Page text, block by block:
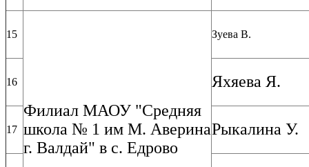
15
Филиал МАОУ "Средняя
школа № 1 им М. Аверина
г. Валдай" в с. Едрово
Зуева В.
16 Яхяева Я.
17 Рыкалина У.